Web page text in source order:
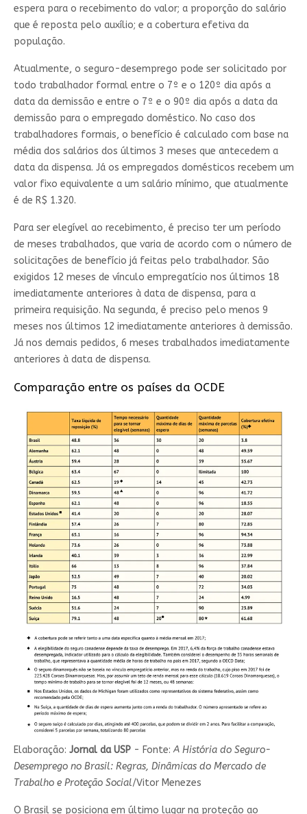
espera para o recebimento do valor; a proporção do salário
que é reposta pelo auxílio; e a cobertura efetiva da
população.
Atualmente, o seguro-desemprego pode ser solicitado por
todo trabalhador formal entre o 7º e o 120º dia após a
data da demissão e entre o 7º e o 90º dia após a data da
demissão para o empregado doméstico. No caso dos
trabalhadores formais, o benefício é calculado com base na
média dos salários dos últimos 3 meses que antecedem a
data da dispensa. Já os empregados domésticos recebem um
valor fixo equivalente a um salário mínimo, que atualmente
é de R$ 1.320.
Para ser elegível ao recebimento, é preciso ter um período
de meses trabalhados, que varia de acordo com o número de
solicitações de benefício já feitas pelo trabalhador. São
exigidos 12 meses de vínculo empregatício nos últimos 18
imediatamente anteriores à data de dispensa, para a
primeira requisição. Na segunda, é preciso pelo menos 9
meses nos últimos 12 imediatamente anteriores à demissão.
Já nos demais pedidos, 6 meses trabalhados imediatamente
anteriores à data de dispensa.
Comparação entre os países da OCDE
Elaboração: Jornal da USP - Fonte:A História do Seguro-
Desemprego no Brasil: Regras, Dinâmicas do Mercado de
Trabalho e Proteção Social/Vitor Menezes
O Brasil se posiciona em último lugar na proteção ao